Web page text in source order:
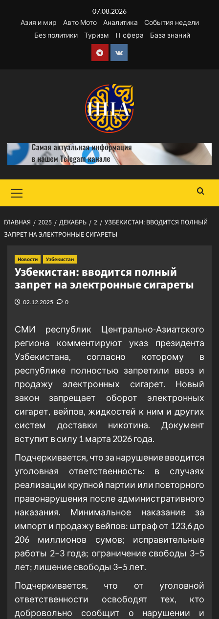
содержимому
07.08.2026
Азия и мир
Авто Мото Аналитика
События недели
Без политики
Туризм IT сфера База знаний
Telegram
VK
меню
ГЛАВНАЯ 2025 ДЕКАБРЬ 2
УЗБЕКИСТАН: ВВОДИТСЯ ПОЛНЫЙ
ЗАПРЕТ НА ЭЛЕКТРОННЫЕ СИГАРЕТЫ
Новости Узбекистан
Узбекистан: вводится полный
запрет на электронные сигареты
02.12.2025 0
СМИ республик Центрально-Азиатского
региона комментируют указ президента
Узбекистана, согласно которому в
республике полностью запретили ввоз и
продажу электронных сигарет. Новый
закон запрещает оборот электронных
сигарет, вейпов, жидкостей к ним и других
систем доставки никотина. Документ
вступит в силу 1 марта 2026 года.
Подчеркивается, что за нарушение вводится
уголовная ответственность: в случаях
реализации крупной партии или повторного
правонарушения после административного
наказания. Минимальное наказание за
импорт и продажу вейпов: штраф от 123,6 до
206 миллионов сумов; исправительные
работы 2–3 года; ограничение свободы 3–5
лет; лишение свободы 3–5 лет.
Подчеркивается, что от уголовной
ответственности освободят тех, кто
добровольно сообщит о нарушении и